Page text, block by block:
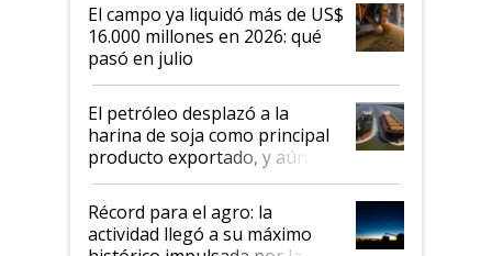
El campo ya liquidó más de US$
16.000 millones en 2026: qué
pasó en julio
El petróleo desplazó a la
harina de soja como principal
producto exportado, y aún así
el agro aportó casi seis de cada
diez dólares y sostuvo el
liderazgo en un semestre
récord
Récord para el agro: la
actividad llegó a su máximo